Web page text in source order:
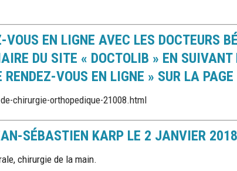
VOUS EN LIGNE AVEC LES DOCTEURS
DU SITE « DOCTOLIB » EN
VOUS EN LIGNE » SUR LA
chirurgie-orthopedique-21008.html
SÉBASTIEN KARP LE 2 JANVIER 2018
chirurgie de la main.